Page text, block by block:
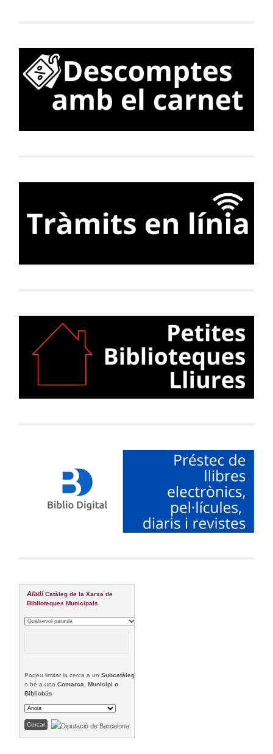
Aladí Catàleg de la Xarxa de
Biblioteques Municipals
Podeu limitar la cerca a unSubcatàleg
o bé a unaComarca, Municipi o
Bibliobús